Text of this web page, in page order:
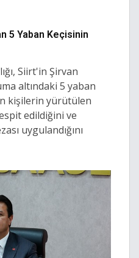
5 Yaban Keçisinin
Siirt'in Şirvan
altındaki 5 yaban
kişilerin yürütülen
edildiğini ve
uygulandığını